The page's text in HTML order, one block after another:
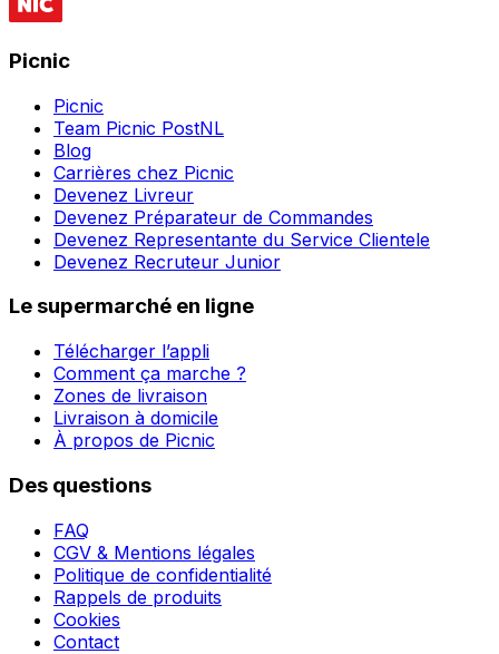
Picnic
Picnic
Team Picnic PostNL
Blog
Carrières chez Picnic
Devenez Livreur
Devenez Préparateur de Commandes
Devenez Representante du Service Clientele
Devenez Recruteur Junior
Le supermarché en ligne
Télécharger l’appli
Comment ça marche ?
Zones de livraison
Livraison à domicile
À propos de Picnic
Des questions
FAQ
CGV & Mentions légales
Politique de confidentialité
Rappels de produits
Cookies
Contact